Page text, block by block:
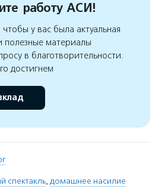
работу АСИ!
у вас была актуальная
материалы
в благотворительности.
достигнем
спектакль, домашнее насилие